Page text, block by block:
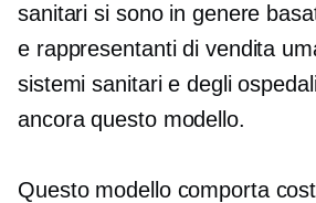
sanitari si sono in genere
e rappresentanti di vendita
sistemi sanitari e degli
ancora questo modello.
Questo modello comporta